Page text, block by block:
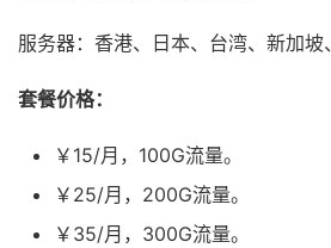
服务器：香港、日本、台湾、新加坡
套餐价格：
￥15/月，100G流量。
￥25/月，200G流量。
￥35/月，300G流量。